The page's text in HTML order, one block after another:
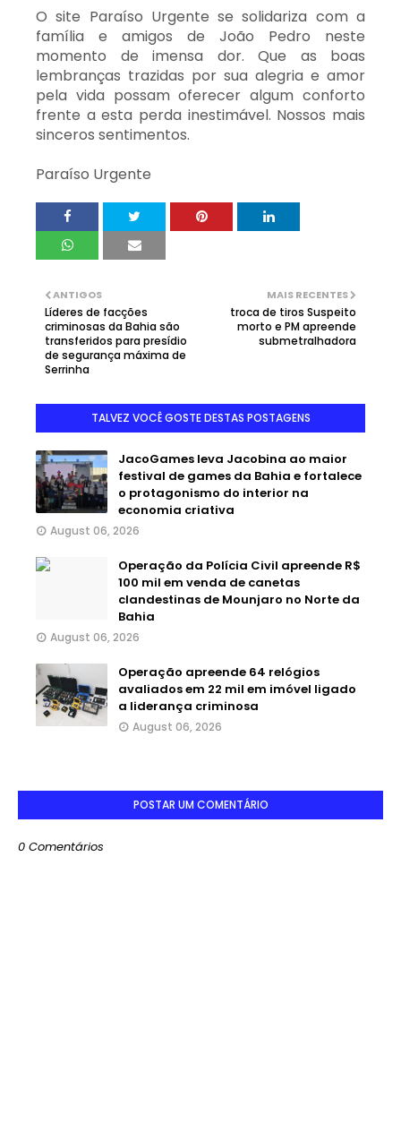
O site Paraíso Urgente se solidariza com a
família e amigos de João Pedro neste
momento de imensa dor. Que as boas
lembranças trazidas por sua alegria e amor
pela vida possam oferecer algum conforto
frente a esta perda inestimável. Nossos mais
sinceros sentimentos.
Paraíso Urgente
MAIS RECENTES
troca de tiros Suspeito
morto e PM apreende
submetralhadora
ANTIGOS
Líderes de facções
criminosas da Bahia são
transferidos para presídio
de segurança máxima de
Serrinha
TALVEZ VOCÊ GOSTE DESTAS POSTAGENS
JacoGames leva Jacobina ao maior
festival de games da Bahia e fortalece
o protagonismo do interior na
economia criativa
August 06, 2026
Operação da Polícia Civil apreende R$
100 mil em venda de canetas
clandestinas de Mounjaro no Norte da
Bahia
August 06, 2026
Operação apreende 64 relógios
avaliados em 22 mil em imóvel ligado
a liderança criminosa
August 06, 2026
POSTAR UM COMENTÁRIO
0 Comentários